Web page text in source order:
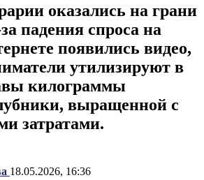
оказались на грани
падения спроса на
появились видео,
утилизируют в
килограммы
выращенной с
затратами.
18.05.2026, 16:36